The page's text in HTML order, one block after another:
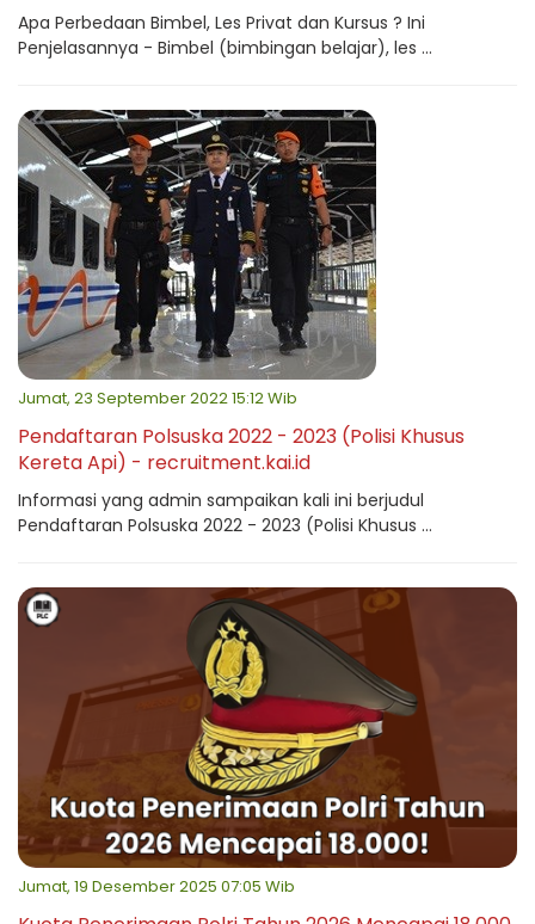
Apa Perbedaan Bimbel, Les Privat dan Kursus ? Ini
Penjelasannya - Bimbel (bimbingan belajar), les ...
Jumat, 23 September 2022 15:12 Wib
Pendaftaran Polsuska 2022 - 2023 (Polisi Khusus
Kereta Api) - recruitment.kai.id
Informasi yang admin sampaikan kali ini berjudul
Pendaftaran Polsuska 2022 - 2023 (Polisi Khusus ...
Jumat, 19 Desember 2025 07:05 Wib